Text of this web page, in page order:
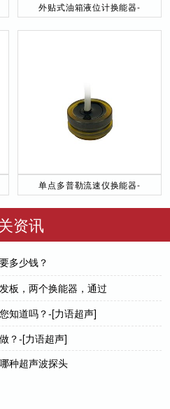
外贴式油箱液位计换能器-
单点多普勒流速仪换能器-
资讯
多少钱？
板，两个换能器，通过
就用哪个
知道吗？-[力语超声]
？-[力语超声]
种超声波探头